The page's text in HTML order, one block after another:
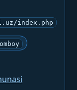
index.php